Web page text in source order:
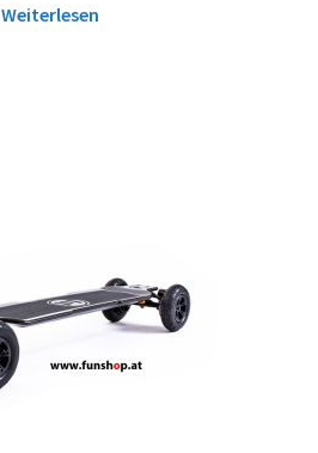
Weiterlesen